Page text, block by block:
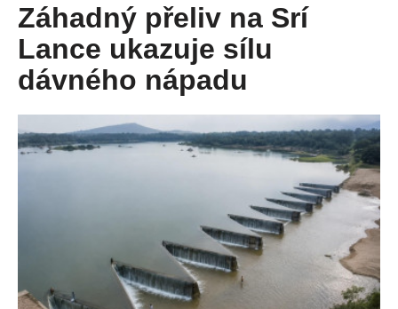
Záhadný přeliv na Srí
Lance ukazuje sílu
dávného nápadu